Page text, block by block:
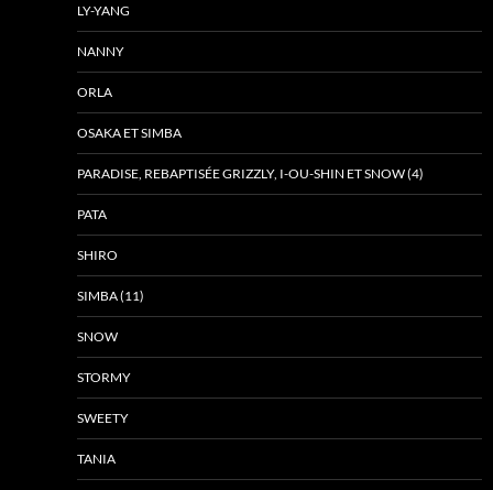
LY-YANG
NANNY
ORLA
OSAKA ET SIMBA
PARADISE, REBAPTISÉE GRIZZLY, I-OU-SHIN ET SNOW (4)
PATA
SHIRO
SIMBA (11)
SNOW
STORMY
SWEETY
TANIA